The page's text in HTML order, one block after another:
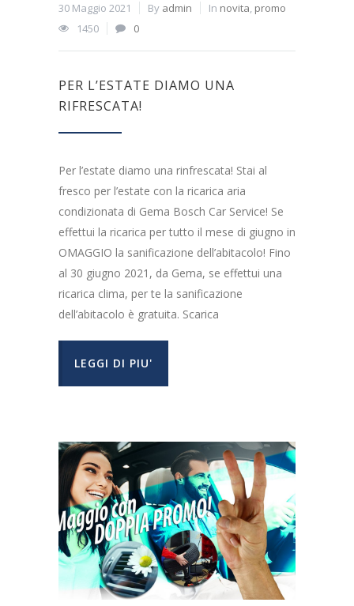
30 Maggio 2021 By admin In novita, promo
1450
0
PER L’ESTATE DIAMO UNA
RIFRESCATA!
Per l’estate diamo una rinfrescata! Stai al
fresco per l’estate con la ricarica aria
condizionata di Gema Bosch Car Service! Se
effettui la ricarica per tutto il mese di giugno in
OMAGGIO la sanificazione dell’abitacolo! Fino
al 30 giugno 2021, da Gema, se effettui una
ricarica clima, per te la sanificazione
dell’abitacolo è gratuita. Scarica
LEGGI DI PIU'